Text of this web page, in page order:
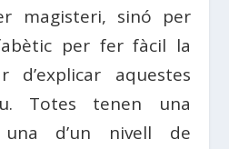
magisteri, sinó per
per fer fàcil la
aquestes
Totes tenen una
d’un nivell de